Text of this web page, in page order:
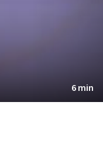
6 min